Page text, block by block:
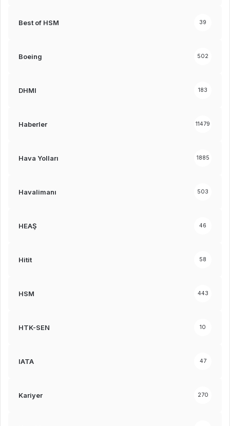
Best of HSM 39
Boeing 502
DHMI 183
Haberler 11479
Hava Yolları 1885
Havalimanı 503
HEAŞ 46
Hitit 58
HSM 443
HTK-SEN 10
IATA 47
Kariyer 270